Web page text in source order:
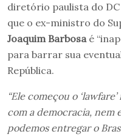
diretório paulista do
que o ex-ministro do
Joaquim Barbosaé
para barrar sua
República.
“Ele começou o
com a democracia, nem
podemos entregar o